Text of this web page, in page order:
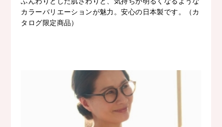
カラーバリエーションが魅力。安心の日本製です。（カ
タログ限定商品）